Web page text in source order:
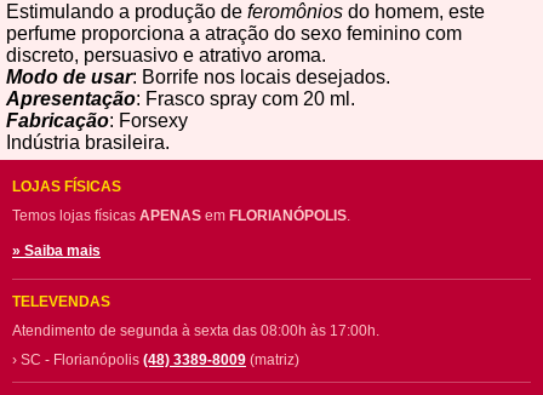
Estimulando a produção de feromônios do homem, este
perfume proporciona a atração do sexo feminino com
discreto, persuasivo e atrativo aroma.
Modo de usar: Borrife nos locais desejados.
Apresentação: Frasco spray com 20 ml.
Fabricação: Forsexy
Indústria brasileira.
LOJAS FÍSICAS
Temos lojas físicas APENAS em FLORIANÓPOLIS.
» Saiba mais
TELEVENDAS
Atendimento de segunda à sexta das 08:00h às 17:00h.
› SC - Florianópolis (48) 3389-8009 (matriz)